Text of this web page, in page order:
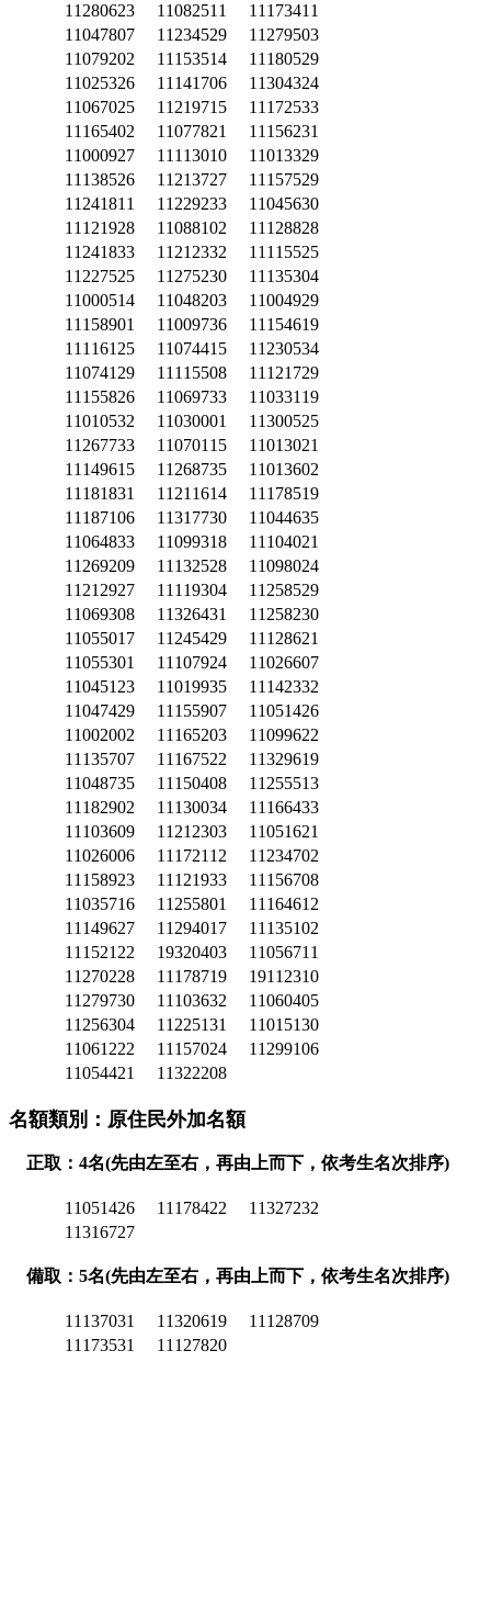
11280623
11082511
11173411
11047807
11234529
11279503
11079202
11153514
11180529
11025326
11141706
11304324
11067025
11219715
11172533
11165402
11077821
11156231
11000927
11113010
11013329
11138526
11213727
11157529
11241811
11229233
11045630
11121928
11088102
11128828
11241833
11212332
11115525
11227525
11275230
11135304
11000514
11048203
11004929
11158901
11009736
11154619
11116125
11074415
11230534
11074129
11115508
11121729
11155826
11069733
11033119
11010532
11030001
11300525
11267733
11070115
11013021
11149615
11268735
11013602
11181831
11211614
11178519
11187106
11317730
11044635
11064833
11099318
11104021
11269209
11132528
11098024
11212927
11119304
11258529
11069308
11326431
11258230
11055017
11245429
11128621
11055301
11107924
11026607
11045123
11019935
11142332
11047429
11155907
11051426
11002002
11165203
11099622
11135707
11167522
11329619
11048735
11150408
11255513
11182902
11130034
11166433
11103609
11212303
11051621
11026006
11172112
11234702
11158923
11121933
11156708
11035716
11255801
11164612
11149627
11294017
11135102
11152122
19320403
11056711
11270228
11178719
19112310
11279730
11103632
11060405
11256304
11225131
11015130
11061222
11157024
11299106
11054421
11322208
名額類別：原住民外加名額
正取：4名(先由左至右，再由上而下，依考生名次排序)
11051426 11178422
11327232
11316727
備取：5名(先由左至右，再由上而下，依考生名次排序)
11137031 11320619
11128709
11173531
11127820